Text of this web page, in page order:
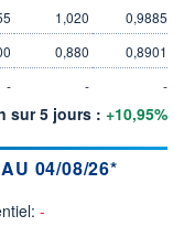
1,020
0,9885
0,880
0,8901
- - -
sur 5 jours : +10,95%
04/08/26*
-